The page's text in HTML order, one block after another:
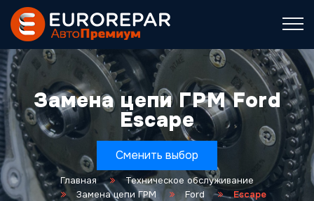
Замена цепи ГРМ Ford
Escape
Сменить выбор
Главная
Техническое обслуживание
Замена цепи ГРМ
Ford Escape